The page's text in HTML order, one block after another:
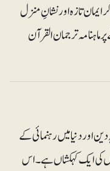
تازہ اور نشانِ منزل
ترجمان القرآن
اور دنیا میں رہنمائی کے
کی ایک کہکشاں ہے۔ اس